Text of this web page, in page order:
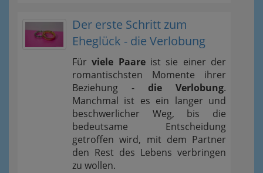
Der erste Schritt zum
Eheglück - die Verlobung
Fürviele Paareist sie einer der
romantischsten Momente ihrer
Beziehung - die Verlobung.
Manchmal ist es ein langer und
beschwerlicher Weg, bis die
bedeutsame Entscheidung
getroffen wird, mit dem Partner
den Rest des Lebens verbringen
zu wollen.